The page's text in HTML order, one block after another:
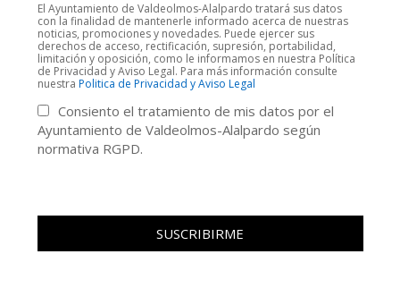
El Ayuntamiento de Valdeolmos-Alalpardo tratará sus datos
con la finalidad de mantenerle informado acerca de nuestras
noticias, promociones y novedades. Puede ejercer sus
derechos de acceso, rectificación, supresión, portabilidad,
limitación y oposición, como le informamos en nuestra Política
de Privacidad y Aviso Legal. Para más información consulte
nuestra Politica de Privacidad y Aviso Legal
Consiento el tratamiento de mis datos por el
Ayuntamiento de Valdeolmos-Alalpardo según
normativa RGPD.